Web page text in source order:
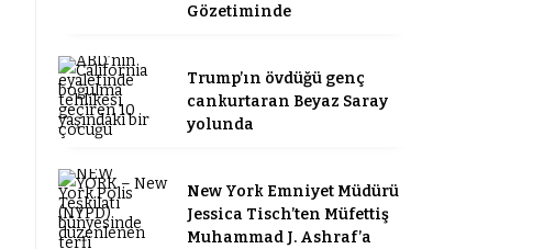
Gözetiminde
Trump’ın övdüğü genç
cankurtaran Beyaz Saray
yolunda
New York Emniyet Müdürü
Jessica Tisch’ten Müfettiş
Muhammad J. Ashraf’a